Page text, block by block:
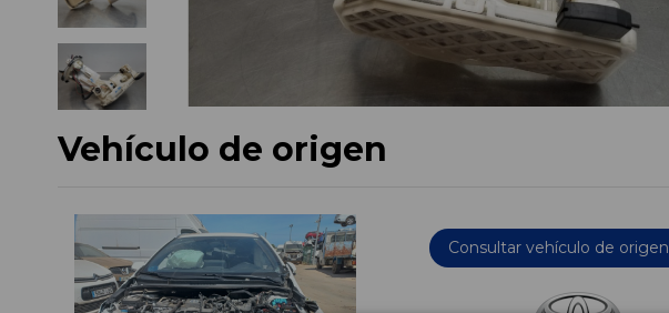
Vehículo de origen
Consultar vehículo de origen